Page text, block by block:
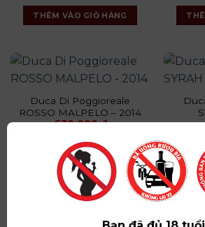
THÊM VÀO GIỎ HÀNG
Duca Di Poggioreale
ROSSO MALPELO – 2014
630.000₫
THÊM VÀO GIỎ HÀNG